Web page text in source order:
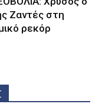
Ζαντές στη
ρεκόρ